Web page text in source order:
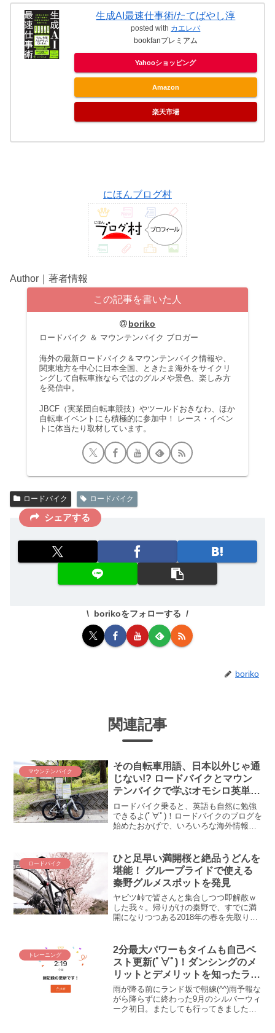
生成AI最速仕事術/たてばやし淳
posted with カエレバ
bookfanプレミアム
Yahooショッピング
Amazon
楽天市場
にほんブログ村
Author｜著者情報
この記事を書いた人
boriko
ロードバイク ＆ マウンテンバイク ブロガー
海外の最新ロードバイク＆マウンテンバイク情報や、
関東地方を中心に日本全国、ときたま海外をサイクリ
ングして自転車旅ならではのグルメや景色、楽しみ方
を発信中。
JBCF（実業団自転車競技）やツールドおきなわ、ほか
自転車イベントにも積極的に参加中！ レース・イベン
トに体当たり取材しています。
ロードバイク ロードバイク
シェアする
borikoをフォローする
boriko
関連記事
マウンテンバイク
その自転車用語、日本以外じゃ通
じない!? ロードバイクとマウン
テンバイクで学ぶオモシロ英単語
&英語表現
ロードバイク乗ると、英語も自然に勉強
できるよ(ﾟ∀ﾟ)！ロードバイクのブログを
始めたおかげで、いろいろな海外情報に
を学ぶことができ、語学の勉強にもなる
自転車は一石二鳥(*...
ロードバイク
ひと足早い満開桜と絶品うどんを
堪能！ グループライドで使える
秦野グルメスポットを発見
ヤビツ峠で皆さんと集合しつつ即解散ｗ
した我々。帰りがけの秦野で、すでに満
開になりつつある2018年の春を先取りし
だれ桜が見事(*´ω｀*)下りは寒いし危険な
ので...
トレーニング
2分最大パワーもタイムも自己ベ
スト更新(ﾟ∀ﾟ)！ダンシングのメ
リットとデメリットを知ったラン
ド坂
雨が降る前にランド坂で朝練(^^)雨予報な
がら降らずに終わった9月のシルバーウィ
ーク初日。またしても行ってきました、